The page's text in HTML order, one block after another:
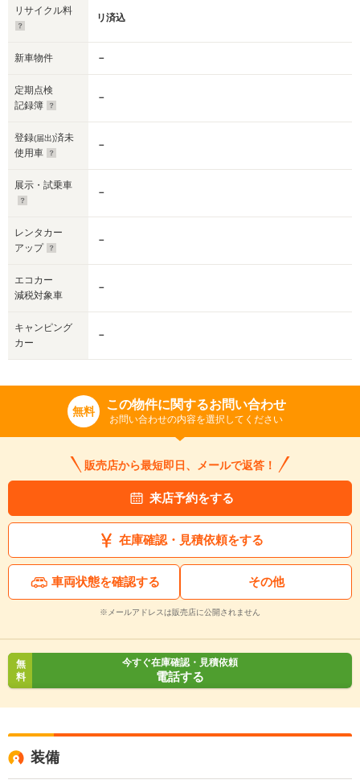
リサイクル料
リ済込
新車物件 －
定期点検
記録簿
－
登録(届出)済未
使用車
－
展示・試乗車
－
レンタカー
アップ
－
エコカー
減税対象車
－
キャンピング
カー
－
無料 この物件に関するお問い合わせ
お問い合わせの内容を選択してください
販売店から最短即日、メールで返答！
来店予約をする
在庫確認・見積依頼をする
車両状態を確認する その他
※メールアドレスは販売店に公開されません
無
料
今すぐ在庫確認・見積依頼
電話する
装備